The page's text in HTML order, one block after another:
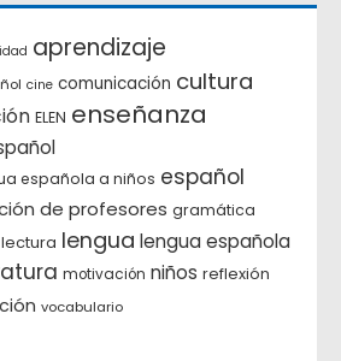
aprendizaje
cine comunicación cultura
ELEN enseñanza
española a niños español
de profesores gramática
lectura lengua lengua española
motivación niños reflexión
vocabulario